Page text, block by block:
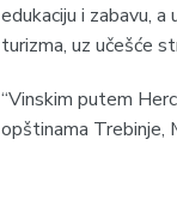
edukaciju i zabavu,
turizma, uz učešće
“Vinskim putem
opštinama Trebinje,